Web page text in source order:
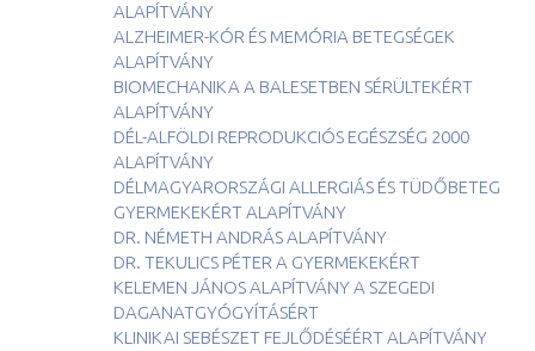
ALAPÍTVÁNY
ALZHEIMER-KÓR ÉS MEMÓRIA BETEGSÉGEK
ALAPÍTVÁNY
BIOMECHANIKA A BALESETBEN SÉRÜLTEKÉRT
ALAPÍTVÁNY
DÉL-ALFÖLDI REPRODUKCIÓS EGÉSZSÉG 2000
ALAPÍTVÁNY
DÉLMAGYARORSZÁGI ALLERGIÁS ÉS TÜDŐBETEG
GYERMEKEKÉRT ALAPÍTVÁNY
DR. NÉMETH ANDRÁS ALAPÍTVÁNY
DR. TEKULICS PÉTER A GYERMEKEKÉRT
KELEMEN JÁNOS ALAPÍTVÁNY A SZEGEDI
DAGANATGYÓGYÍTÁSÉRT
KLINIKAI SEBÉSZET FEJLŐDÉSÉÉRT ALAPÍTVÁNY